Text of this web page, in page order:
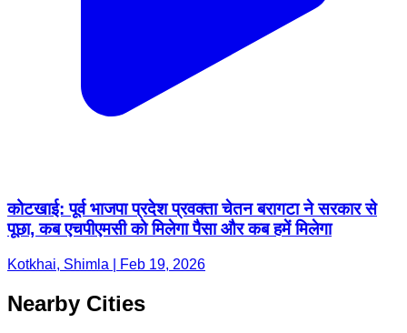
कोटखाई: पूर्व भाजपा प्रदेश प्रवक्ता चेतन बरागटा ने सरकार से
पूछा, कब एचपीएमसी को मिलेगा पैसा और कब हमें मिलेगा
Kotkhai, Shimla | Feb 19, 2026
Nearby Cities